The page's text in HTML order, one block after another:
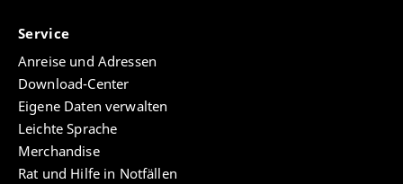
Service
Anreise und Adressen
Download-Center
Eigene Daten verwalten
Leichte Sprache
Merchandise
Rat und Hilfe in Notfällen